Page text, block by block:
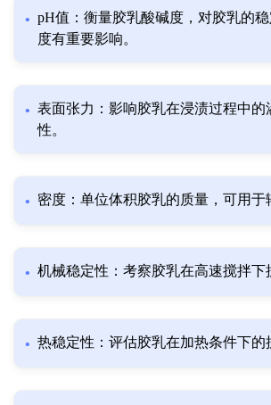
pH值：衡量胶乳酸碱度，对胶乳的
度有重要影响。
表面张力：影响胶乳在浸渍过程中的
性。
密度：单位体积胶乳的质量，可用于
机械稳定性：考察胶乳在高速搅拌下
热稳定性：评估胶乳在加热条件下的